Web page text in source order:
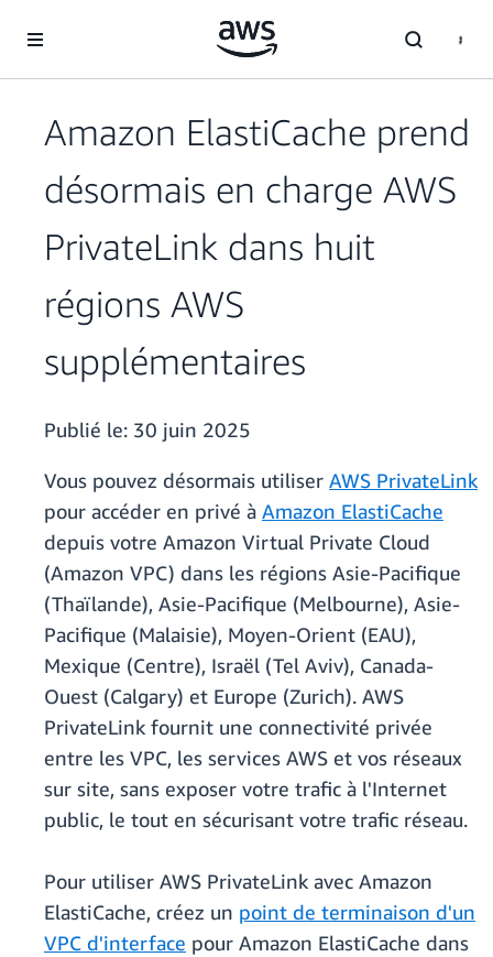
Amazon ElastiCache prend
désormais en charge AWS
PrivateLink dans huit
régions AWS
supplémentaires
Publié le: 30 juin 2025
Vous pouvez désormais utiliser AWS PrivateLink
pour accéder en privé à Amazon ElastiCache
depuis votre Amazon Virtual Private Cloud
(Amazon VPC) dans les régions Asie-Pacifique
(Thaïlande), Asie-Pacifique (Melbourne), Asie-
Pacifique (Malaisie), Moyen-Orient (EAU),
Mexique (Centre), Israël (Tel Aviv), Canada-
Ouest (Calgary) et Europe (Zurich). AWS
PrivateLink fournit une connectivité privée
entre les VPC, les services AWS et vos réseaux
sur site, sans exposer votre trafic à l'Internet
public, le tout en sécurisant votre trafic réseau.
Pour utiliser AWS PrivateLink avec Amazon
ElastiCache, créez un point de terminaison d'un
VPC d'interface pour Amazon ElastiCache dans